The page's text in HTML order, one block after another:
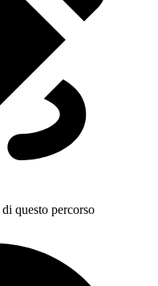
di questo percorso